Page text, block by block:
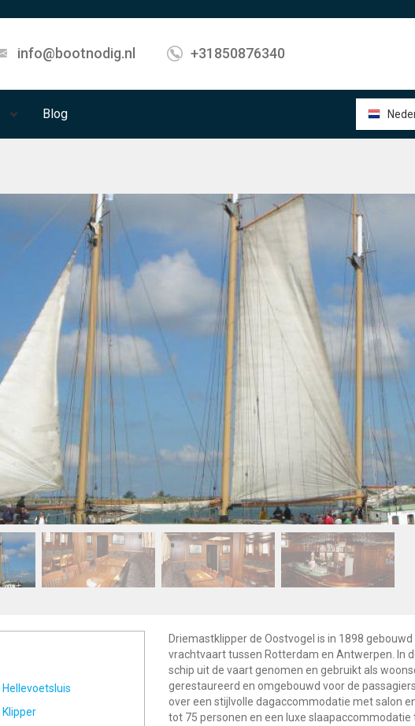
info@bootnodig.nl +31850876340
Blog
Hellevoetsluis
Klipper
Driemastklipper de Oostvogel is in 1898
vrachtvaart tussen Rotterdam en Antwerpen. In
schip uit de vaart genomen en gebruikt als
gerestaureerd en omgebouwd voor de
over een stijlvolle dagaccommodatie met salon
tot 75 personen en een luxe slaapaccommodatie